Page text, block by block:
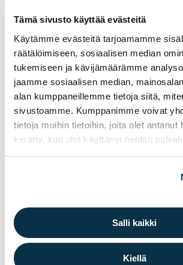
Tämä sivusto käyttää evästeitä
Käytämme evästeitä tarjoamamme
räätälöimiseen, sosiaalisen median
tukemiseen ja kävijämäärämme
jaamme sosiaalisen median,
alan kumppaneillemme tietoja siitä,
sivustoamme. Kumppanimme voivat
tietoja muihin tietoihin, joita olet antanut
kerätty, kun olet käyttänyt heidän
Salli kaikki
Kiellä
oppilaaksiottoalueelle
Oppilaan vanhempi sisarus
asianomaisessa koulussa
painotetun opetuksen
Sisarusperustetta ei
1–6 opiskeleva oppilas
yhtenäiskouluun, jossa
opiskelee luokilla 7–9 tai jos
valitaan koulumatkan